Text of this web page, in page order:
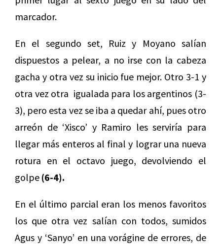
marcador.
En el segundo set, Ruiz y Moyano salían
dispuestos a pelear, a no irse con la cabeza
gacha y otra vez su inicio fue mejor. Otro 3-1 y
otra vez otra igualada para los argentinos (3-
3), pero esta vez se iba a quedar ahí, pues otro
arreón de ‘Xisco’ y Ramiro les serviría para
llegar más enteros al final y lograr una nueva
rotura en el octavo juego, devolviendo el
golpe (6-4).
En el último parcial eran los menos favoritos
los que otra vez salían con todos, sumidos
Agus y ‘Sanyo’ en una vorágine de errores, de